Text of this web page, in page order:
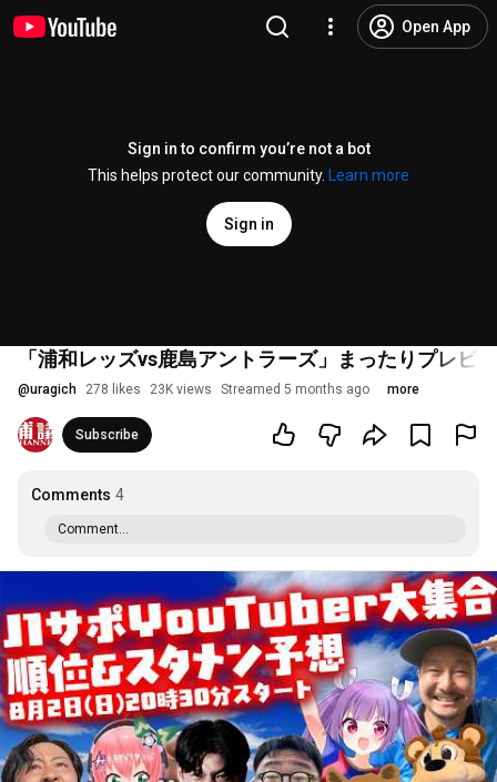
Open App
Sign in to confirm you’re not a bot
This helps protect our community.
Learn more
Sign in
「浦和レッズvs鹿島アントラーズ」まったりプレビ
@uragich 278 likes 23K views Streamed 5 months ago more
Subscribe
Comments 4
Comment...